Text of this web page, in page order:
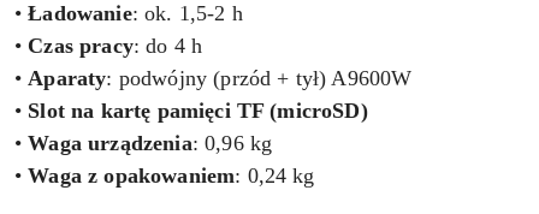
•Ładowanie: ok. 1,5-2 h
• Czas pracy: do 4 h
•Aparaty: podwójny (przód + tył) A9600W
• Slot na kartę pamięci TF (microSD)
•Waga urządzenia: 0,96 kg
•Waga z opakowaniem: 0,24 kg